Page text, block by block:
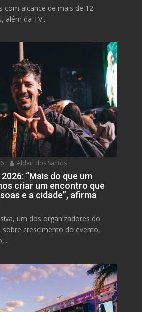
com alcance de mais de 12
além da TV...
Aldair dos Santos
“Mais do que um
criar um encontro que
e a cidade”, afirma
um dos organizadores do
sobre crescimento do evento,